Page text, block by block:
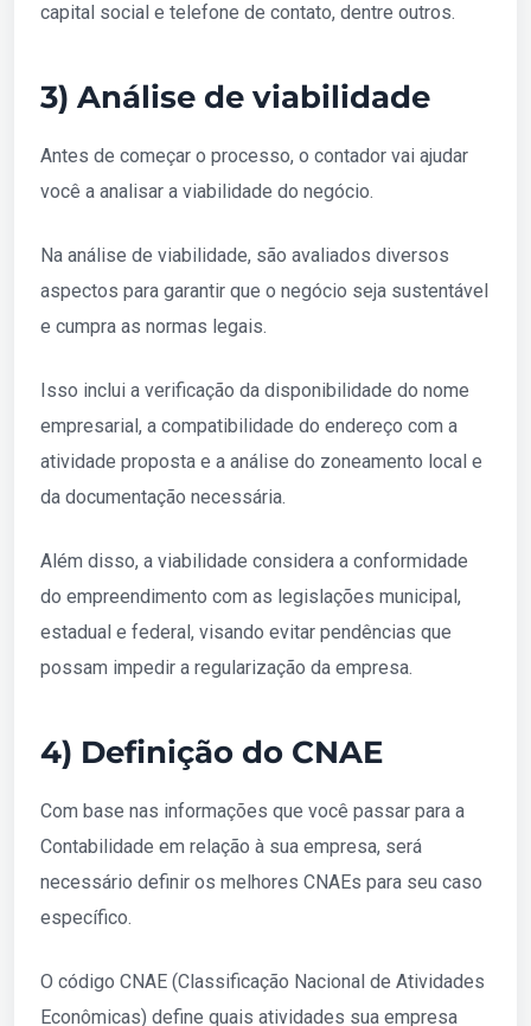
capital social e telefone de contato, dentre outros.
3) Análise de viabilidade
Antes de começar o processo, o contador vai ajudar
você a analisar a viabilidade do negócio.
Na análise de viabilidade, são avaliados diversos
aspectos para garantir que o negócio seja sustentável
e cumpra as normas legais.
Isso inclui a verificação da disponibilidade do nome
empresarial, a compatibilidade do endereço com a
atividade proposta e a análise do zoneamento local e
da documentação necessária.
Além disso, a viabilidade considera a conformidade
do empreendimento com as legislações municipal,
estadual e federal, visando evitar pendências que
possam impedir a regularização da empresa.
4) Definição do CNAE
Com base nas informações que você passar para a
Contabilidade em relação à sua empresa, será
necessário definir os melhores CNAEs para seu caso
específico.
O código CNAE (Classificação Nacional de Atividades
Econômicas) define quais atividades sua empresa